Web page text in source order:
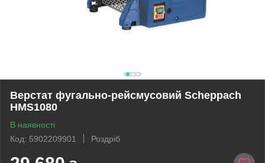
Верстат фугально-рейсмусовий Scheppach
HMS1080
В наявності
Код: 5902209901
Роздріб